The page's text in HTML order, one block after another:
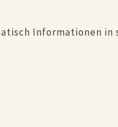
Informationen in